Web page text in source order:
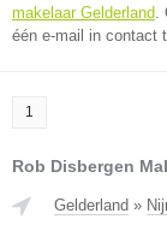
makelaar Gelderland.
één e-mail in contact
1
Rob Disbergen
Gelderland »